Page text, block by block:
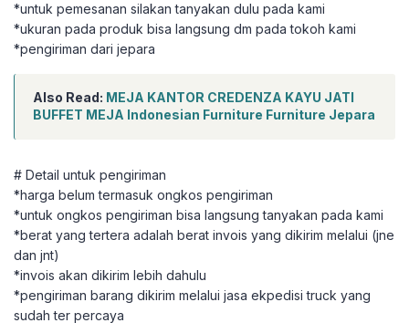
*untuk pemesanan silakan tanyakan dulu pada kami
*ukuran pada produk bisa langsung dm pada tokoh kami
*pengiriman dari jepara
Also Read: MEJA KANTOR CREDENZA KAYU JATI
BUFFET MEJA Indonesian Furniture Furniture Jepara
# Detail untuk pengiriman
*harga belum termasuk ongkos pengiriman
*untuk ongkos pengiriman bisa langsung tanyakan pada kami
*berat yang tertera adalah berat invois yang dikirim melalui (jne
dan jnt)
*invois akan dikirim lebih dahulu
*pengiriman barang dikirim melalui jasa ekpedisi truck yang
sudah ter percaya